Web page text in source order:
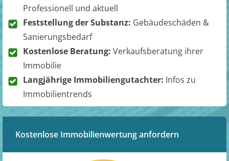
Professionell und aktuell
Feststellung der Substanz: Gebäudeschäden &
Sanierungsbedarf
Kostenlose Beratung: Verkaufsberatung ihrer
Immobilie
Langjährige Immobiliengutachter: Infos zu
Immobilientrends
Kostenlose Immobilienwertung anfordern